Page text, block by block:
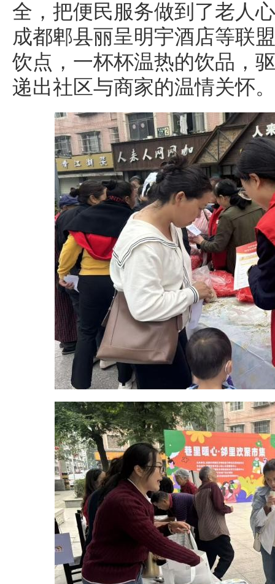
全，把便民服务做到了老人
成都郫县丽呈明宇酒店等联
饮点，一杯杯温热的饮品，
递出社区与商家的温情关怀。